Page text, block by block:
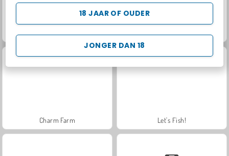
JONGER DAN 18
18 JAAR OF OUDER
Rummy World Scala 40
Charm Farm Let's Fish!